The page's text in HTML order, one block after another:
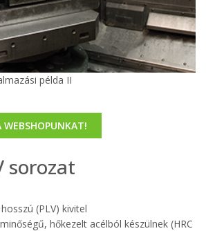
példa II
sorozat
(PLV) kivitel
hőkezelt acélból készülnek (HRC